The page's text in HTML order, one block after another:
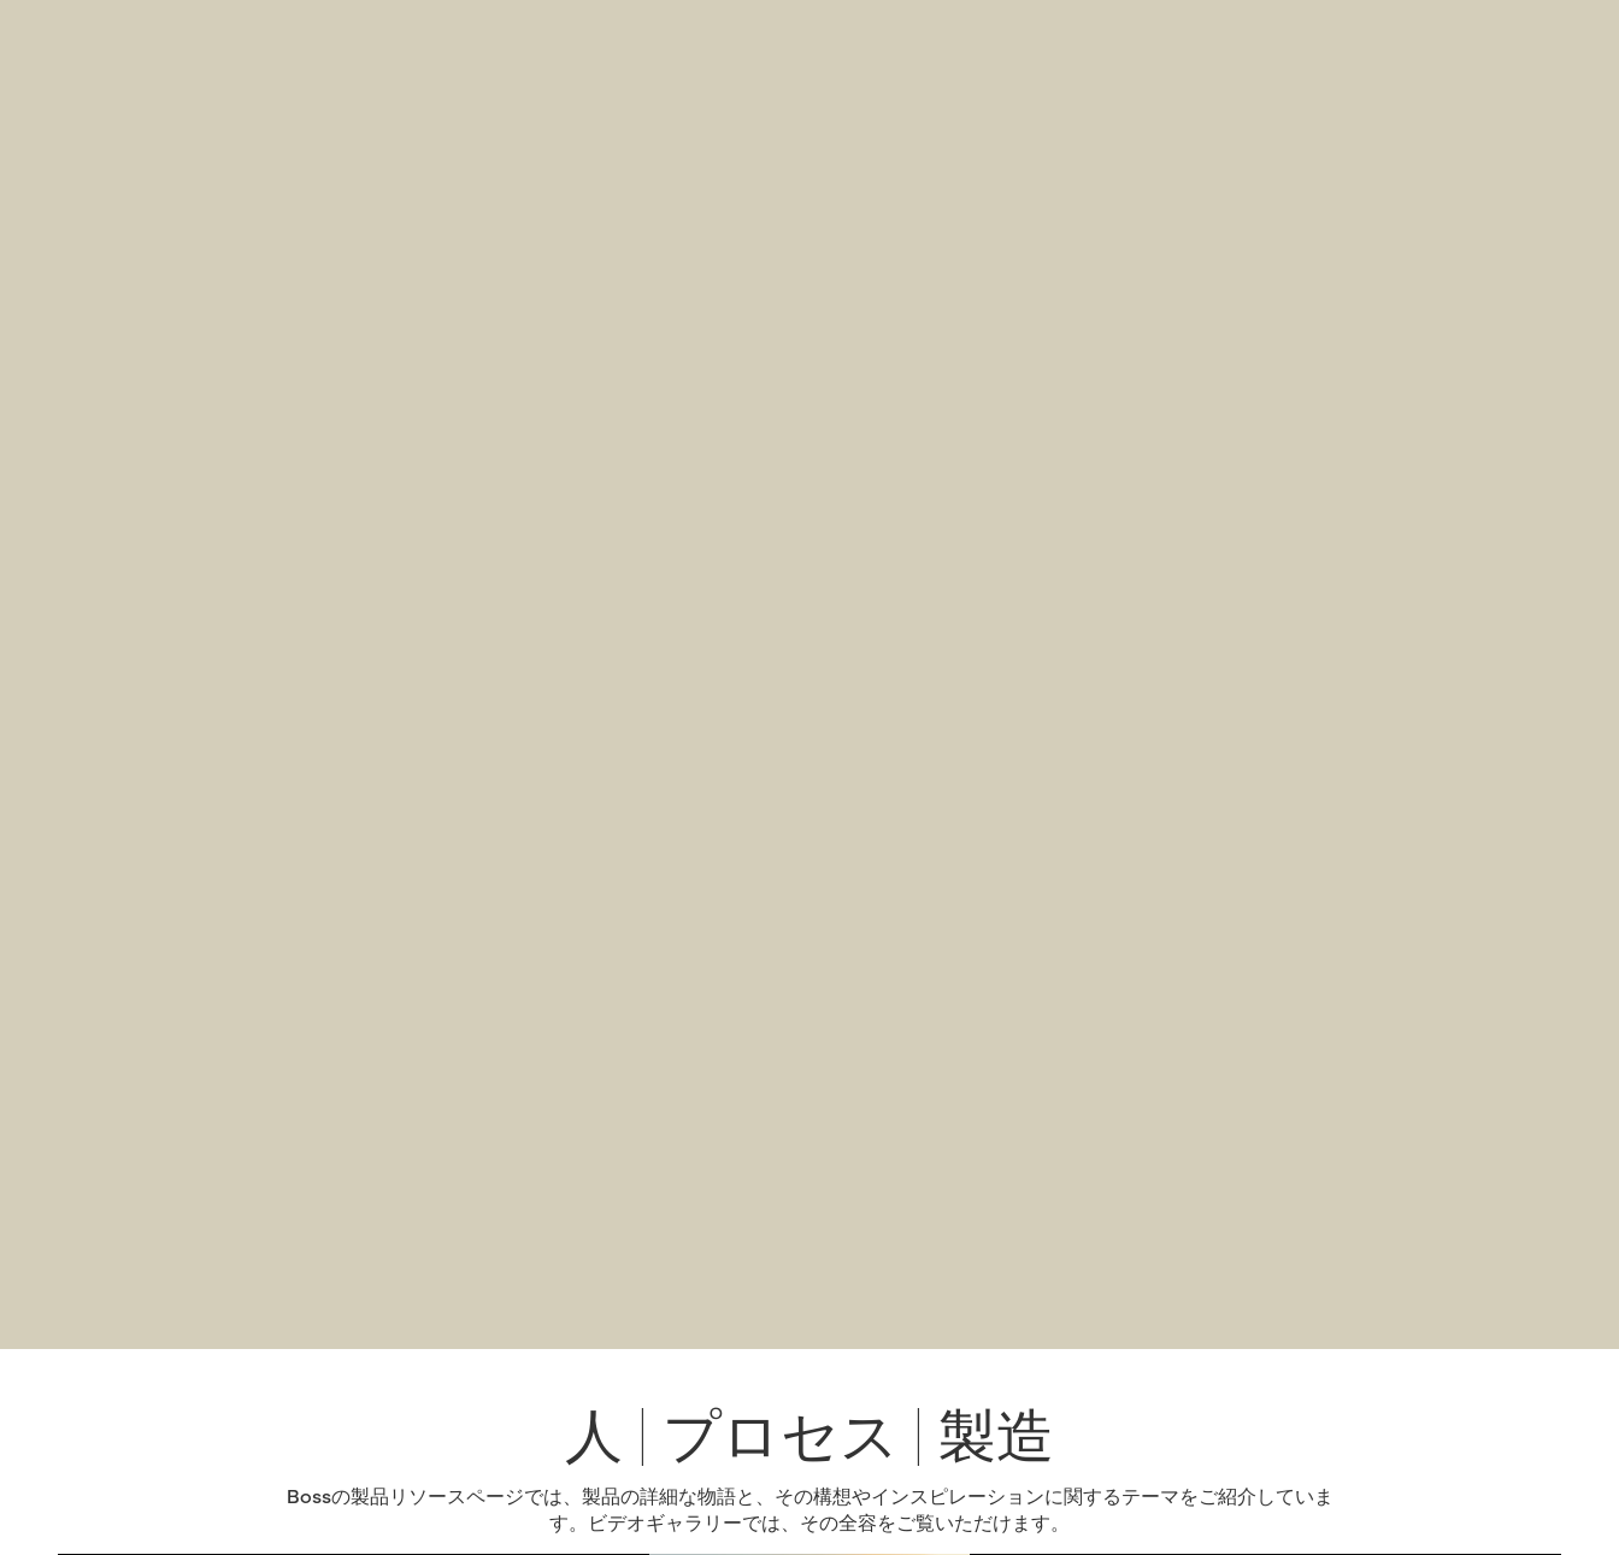
人 | プロセス | 製造
Bossの製品リソースページでは、製品の詳細な物語と、その構想やインスピレーションに関するテーマをご紹介していま
す。ビデオギャラリーでは、その全容をご覧いただけます。